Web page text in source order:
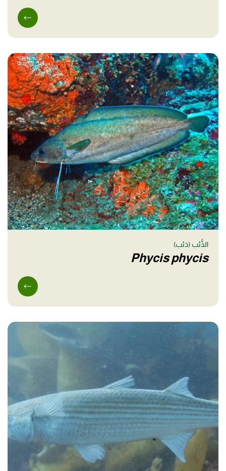
الذُّئب (ذئب)
Phycis phycis